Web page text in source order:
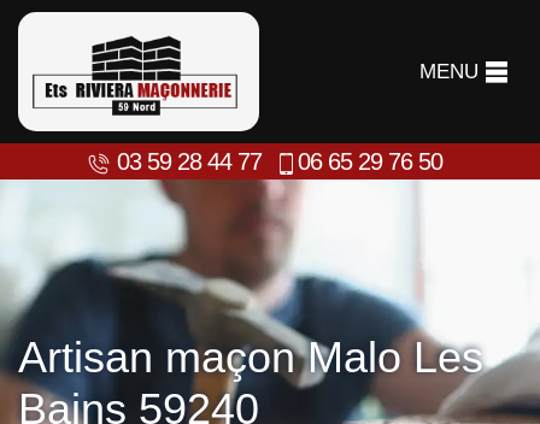
MENU
03 59 28 44 77 06 65 29 76 50
Artisan maçon Malo Les
Bains 59240